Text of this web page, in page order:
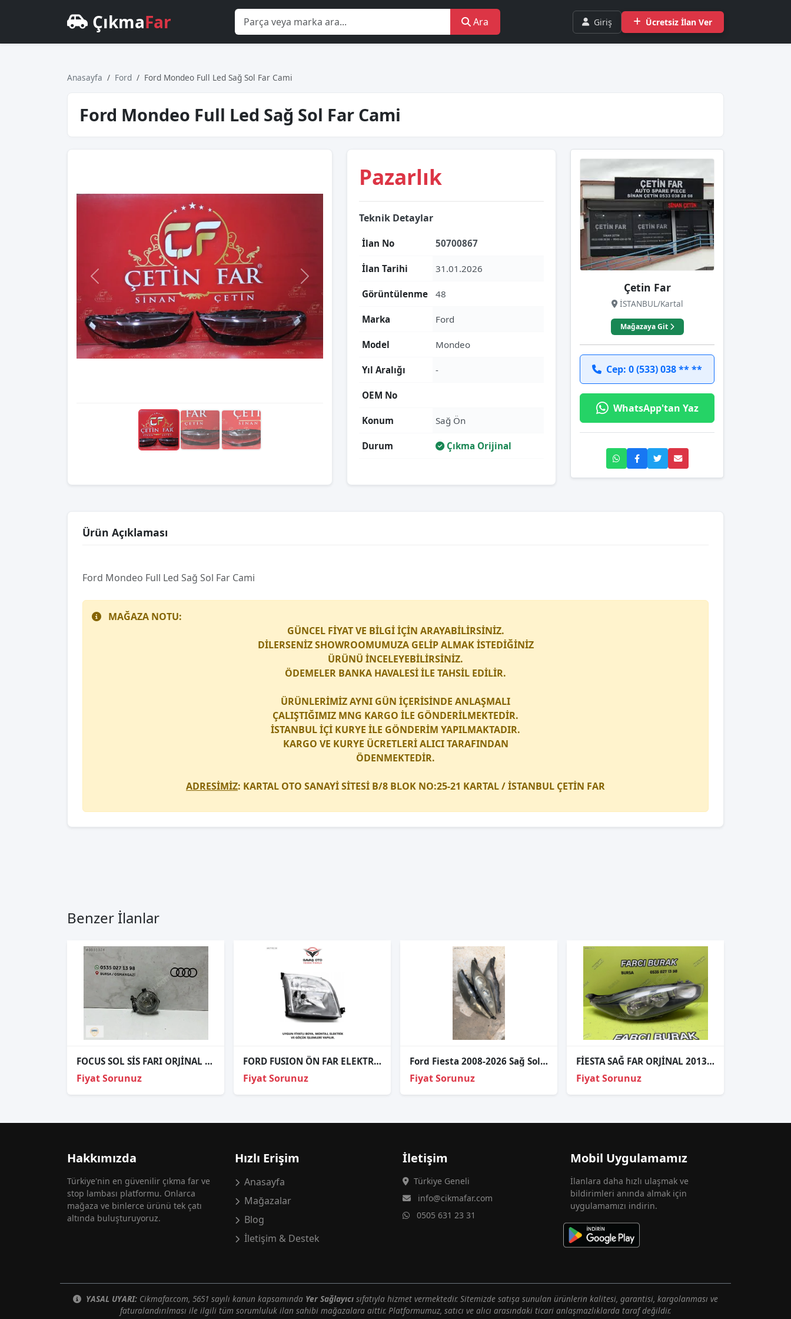
ÇıkmaFar Ara Giriş Ücretsiz İlan Ver
Anasayfa Ford Ford Mondeo Full Led Sağ Sol Far Cami
Ford Mondeo Full Led Sağ Sol Far Cami
Pazarlık
Teknik Detaylar
İlan No 50700867
İlan Tarihi 31.01.2026
Görüntülenme 48
Marka Ford
Model Mondeo
Yıl Aralığı -
OEM No
Konum Sağ Ön
Durum Çıkma Orijinal
Çetin Far
İSTANBUL/Kartal
Mağazaya Git
Cep: 0 (533) 038 ** **
WhatsApp'tan Yaz
Ürün Açıklaması
Ford Mondeo Full Led Sağ Sol Far Cami
MAĞAZA NOTU:
GÜNCEL FİYAT VE BİLGİ İÇİN ARAYABİLİRSİNİZ.
DİLERSENİZ SHOWROOMUMUZA GELİP ALMAK İSTEDİĞİNİZ
ÜRÜNÜ İNCELEYEBİLİRSİNİZ.
ÖDEMELER BANKA HAVALESİ İLE TAHSİL EDİLİR.
ÜRÜNLERİMİZ AYNI GÜN İÇERİSİNDE ANLAŞMALI
ÇALIŞTIĞIMIZ MNG KARGO İLE GÖNDERİLMEKTEDİR.
İSTANBUL İÇİ KURYE İLE GÖNDERİM YAPILMAKTADIR.
KARGO VE KURYE ÜCRETLERİ ALICI TARAFINDAN
ÖDENMEKTEDİR.
ADRESİMİZ: KARTAL OTO SANAYİ SİTESİ B/8 BLOK NO:25-21 KARTAL / İSTANBUL ÇETİN FAR
Benzer İlanlar
FOCUS SOL SİS FARI ORJİNAL 2004-2008
Fiyat Sorunuz
FORD FUSION ÖN FAR ELEKTRİKLİ SAĞ SOL 2003 VE ÜZERİ / TAİWAN
Fiyat Sorunuz
Ford Fiesta 2008-2026 Sağ Sol Far
Fiyat Sorunuz
FİESTA SAĞ FAR ORJİNAL 2013-2017 C1BB-13W029-AH
Fiyat Sorunuz
Hakkımızda
Türkiye'nin en güvenilir çıkma far ve
stop lambası platformu. Onlarca
mağaza ve binlerce ürünü tek çatı
altında buluşturuyoruz.
Hızlı Erişim
Anasayfa
Mağazalar
Blog
İletişim & Destek
İletişim
Türkiye Geneli
info@cikmafar.com
0505 631 23 31
Mobil Uygulamamız
İlanlara daha hızlı ulaşmak ve
bildirimleri anında almak için
uygulamamızı indirin.
YASAL UYARI: Cikmafar.com, 5651 sayılı kanun kapsamında Yer Sağlayıcı sıfatıyla hizmet vermektedir. Sitemizde satışa sunulan ürünlerin kalitesi, garantisi, kargolanması ve
faturalandırılması ile ilgili tüm sorumluluk ilan sahibi mağazalara aittir. Platformumuz, satıcı ve alıcı arasındaki ticari anlaşmazlıklarda taraf değildir.